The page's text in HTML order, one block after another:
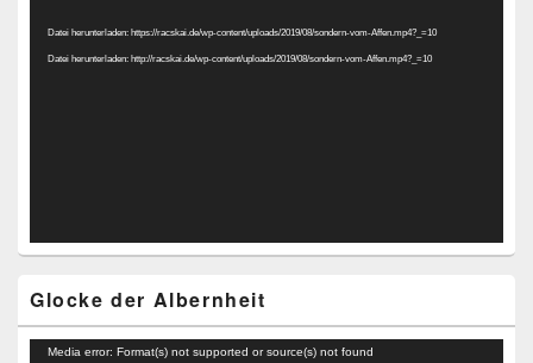
Datei herunterladen: https://racskai.de/wp-content/uploads/2019/08/sondern-vom-Affen.mp4?_=10
Datei herunterladen: http://racskai.de/wp-content/uploads/2019/08/sondern-vom-Affen.mp4?_=10
Glocke der Albernheit
Video-
Media error: Format(s) not supported or source(s) not found